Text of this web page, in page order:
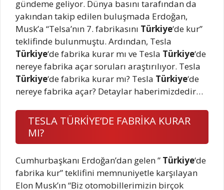
gündeme geliyor. Dünya basını tarafından da
yakından takip edilen buluşmada Erdoğan,
Musk’a “Telsa’nın 7. fabrikasını Türkiye‘de kur”
teklifinde bulunmuştu. Ardından, Tesla
Türkiye‘de fabrika kurar mı ve Tesla Türkiye‘de
nereye fabrika açar soruları araştırılıyor. Tesla
Türkiye‘de fabrika kurar mı? Tesla Türkiye‘de
nereye fabrika açar? Detaylar haberimizdedir…
TESLA TÜRKİYE’DE FABRİKA KURAR
MI?
Cumhurbaşkanı Erdoğan’dan gelen ” Türkiye‘de
fabrika kur” teklifini memnuniyetle karşılayan
Elon Musk’ın “Biz otomobillerimizin birçok